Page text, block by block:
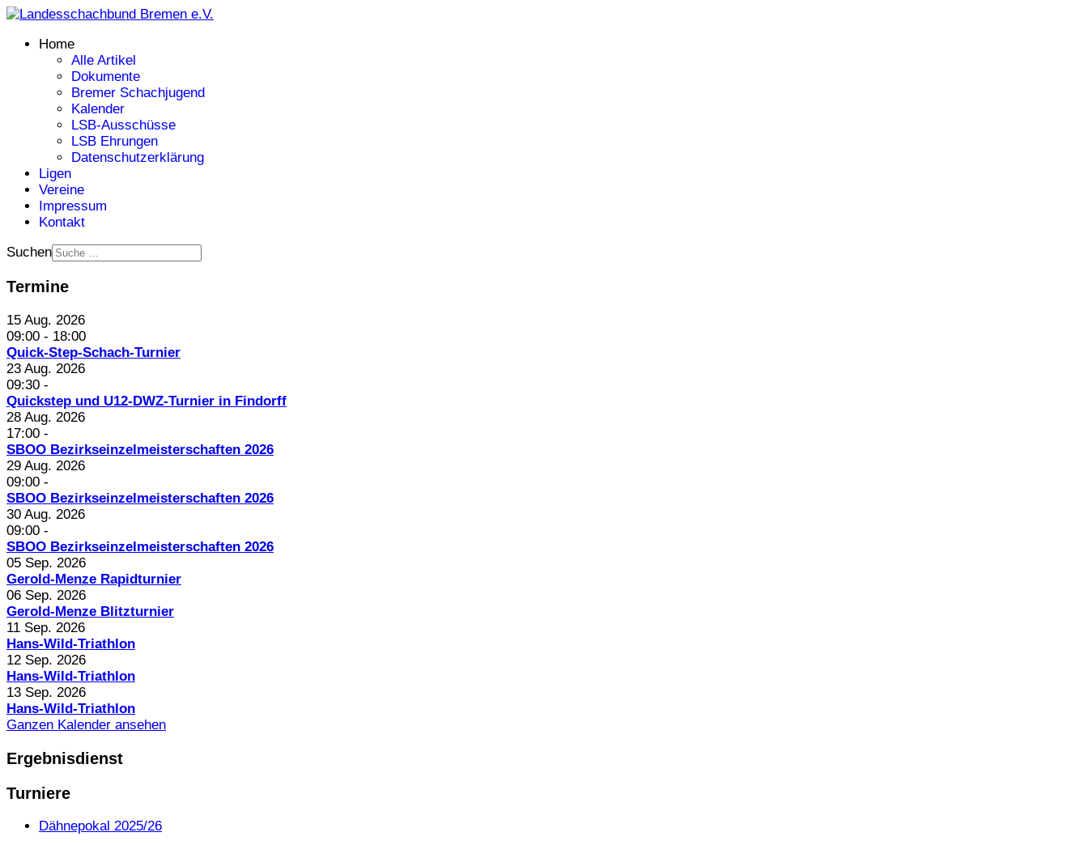
Home
Alle Artikel
Dokumente
Bremer Schachjugend
Kalender
LSB-Ausschüsse
LSB Ehrungen
Datenschutzerklärung
Ligen
Vereine
Impressum
Kontakt
Suchen
Termine
15 Aug. 2026
09:00 - 18:00
Quick-Step-Schach-Turnier
23 Aug. 2026
09:30 -
Quickstep und U12-DWZ-Turnier in Findorff
28 Aug. 2026
17:00 -
SBOO Bezirkseinzelmeisterschaften 2026
29 Aug. 2026
09:00 -
SBOO Bezirkseinzelmeisterschaften 2026
30 Aug. 2026
09:00 -
SBOO Bezirkseinzelmeisterschaften 2026
05 Sep. 2026
Gerold-Menze Rapidturnier
06 Sep. 2026
Gerold-Menze Blitzturnier
11 Sep. 2026
Hans-Wild-Triathlon
12 Sep. 2026
Hans-Wild-Triathlon
13 Sep. 2026
Hans-Wild-Triathlon
Ganzen Kalender ansehen
Ergebnisdienst
Turniere
Dähnepokal 2025/26